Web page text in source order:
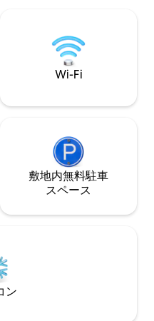
す。車2
。
Wi-Fi
敷地内無料駐⁠車
ス⁠ペ⁠ー⁠ス
ン